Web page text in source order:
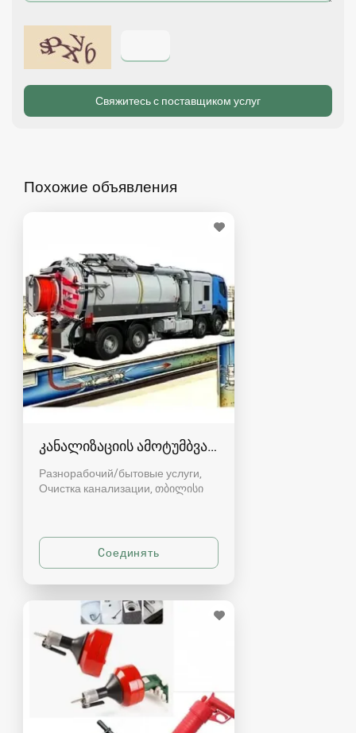
Похожие объявления
კანალიზაციის ამოტუმბვა, გაწმენდა
Разнорабочий/бытовые услуги,
Очистка канализации თბილისი